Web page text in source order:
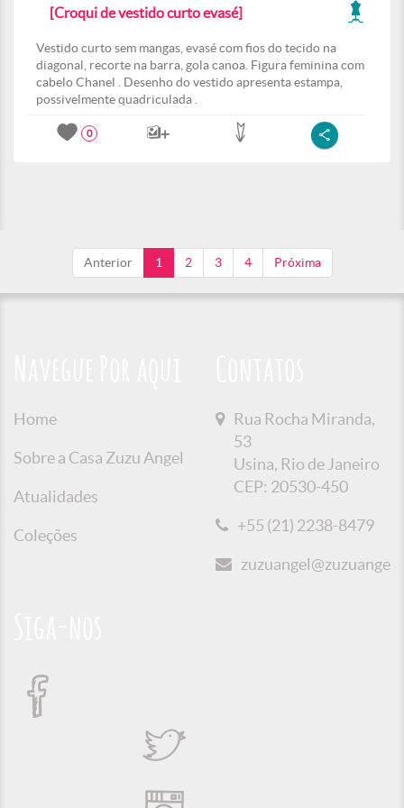
[Croqui de vestido curto evasé]
Vestido curto sem mangas, evasé com fios do tecido na
diagonal, recorte na barra, gola canoa. Figura feminina com
cabelo Chanel . Desenho do vestido apresenta estampa,
possivelmente quadriculada .
0
Anterior 1 2 3 4 Próxima
Home
Sobre a Casa Zuzu Angel
Atualidades
Coleções
Rua Rocha Miranda,
53
Usina, Rio de Janeiro
CEP: 20530-450
+55 (21) 2238-8479